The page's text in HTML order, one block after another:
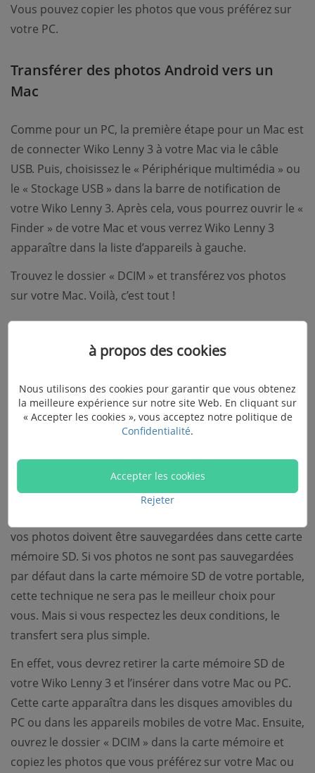
Vous pouvez copier les photos que vous préférez sur
votre PC.
Transférer des photos Android vers un
Mac
Comme pour un PC, la première étape pour un Mac est
de connecter Wiko Lenny 3 à votre Mac via le câble
USB. Puis, choisissez le « Périphérique multimédia » ou
le « Stockage USB » dans la barre de notification de
votre Wiko Lenny 3. Après cela, vous pourrez ouvrir le «
Finder » de votre Mac et vous verrez Wiko Lenny 3
apparaître dans la liste d’appareils à gauche.
Trouvez le dossier « DCIM » et transférez vos photos
sur votre Mac. Voilà, c’est tout !
Transférer des photos depuis Wiko
carte mémoire SD
Le transfert de photos de Wiko Lenny 3 sur la carte
mémoire est une technique très pratique mais elle
nécessite deux conditions. Pour utiliser cette méthode,
vous devez d’abord avoir une carte mémoire SD dans
vos photos doivent être sauvegardées dans cette carte
mémoire SD. Si vos photos ne sont pas sauvegardées
par défaut dans la carte mémoire SD de votre portable,
cette technique ne sera pas le meilleur choix pour
vous. Mais si vous respectez les deux conditions, le
transfert sera plus simple.
En effet, vous devrez retirer la carte mémoire SD de
votre Wiko Lenny 3 et l’insérer dans votre Mac ou PC.
Cette carte apparaîtra dans les disques amovibles du
PC ou dans les appareils mobiles de votre Mac. Ensuite,
ouvrez le dossier « DCIM » dans la carte mémoire et
copiez les photos que vous préférez sur votre Mac ou
à propos des cookies
Nous utilisons des cookies pour garantir que vous obtenez
la meilleure expérience sur notre site Web. En cliquant sur
« Accepter les cookies », vous acceptez notre politique de
Confidentialité.
Accepter les cookies
Rejeter